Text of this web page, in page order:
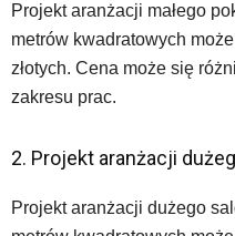
Projekt aranżacji małego
metrów kwadratowych
złotych. Cena może się
zakresu prac.
2. Projekt aranżacji
Projekt aranżacji dużego